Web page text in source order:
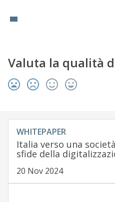
Valuta la qualità
WHITEPAPER
Italia verso una
sfide della
20 Nov 2024